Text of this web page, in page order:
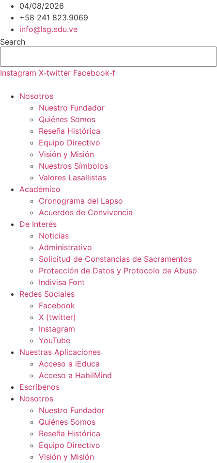
contenido
04/08/2026
+58 241 823.9069
info@lsg.edu.ve
Search
Instagram X-twitter Facebook-f
Nosotros
Nuestro Fundador
Quiénes Somos
Reseña Histórica
Equipo Directivo
Visión y Misión
Nuestros Símbolos
Valores Lasallistas
Académico
Cronograma del Lapso
Acuerdos de Convivencia
De Interés
Noticias
Administrativo
Solicitud de Constancias de Sacramentos
Protección de Datos y Protocolo de Abuso
Indivisa Font
Redes Sociales
Facebook
X (twitter)
Instagram
YouTube
Nuestras Aplicaciones
Acceso a iEduca
Acceso a HabilMind
Escríbenos
Nosotros
Nuestro Fundador
Quiénes Somos
Reseña Histórica
Equipo Directivo
Visión y Misión